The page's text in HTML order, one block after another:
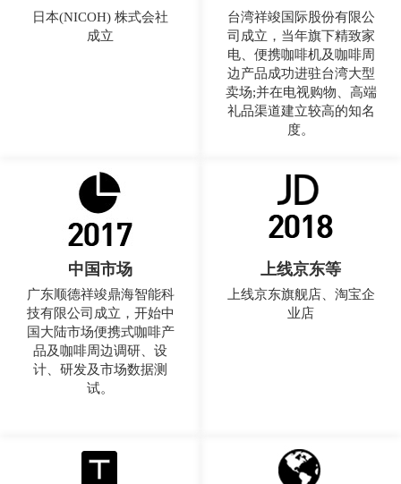
日本(NICOH) 株式会社
成立
台湾祥竣国际股份有限公
司成立，当年旗下精致家
电、便携咖啡机及咖啡周
边产品成功进驻台湾大型
卖场;并在电视购物、高端
礼品渠道建立较高的知名
度。
中国市场
广东顺德祥竣鼎海智能科
技有限公司成立，开始中
国大陆市场便携式咖啡产
品及咖啡周边调研、设
计、研发及市场数据测
试。
上线京东等
上线京东旗舰店、淘宝企
业店